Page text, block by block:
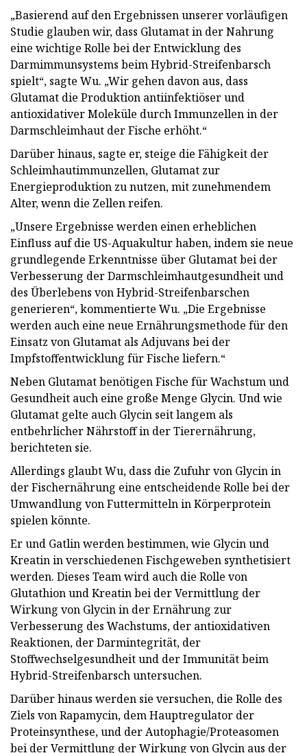
„Basierend auf den Ergebnissen unserer vorläufigen
Studie glauben wir, dass Glutamat in der Nahrung
eine wichtige Rolle bei der Entwicklung des
Darmimmunsystems beim Hybrid-Streifenbarsch
spielt“, sagte Wu. „Wir gehen davon aus, dass
Glutamat die Produktion antiinfektiöser und
antioxidativer Moleküle durch Immunzellen in der
Darmschleimhaut der Fische erhöht.“​
Darüber hinaus, sagte er, steige die Fähigkeit der
Schleimhautimmunzellen, Glutamat zur
Energieproduktion zu nutzen, mit zunehmendem
Alter, wenn die Zellen reifen.
„Unsere Ergebnisse werden einen erheblichen
Einfluss auf die US-Aquakultur haben, indem sie neue
grundlegende Erkenntnisse über Glutamat bei der
Verbesserung der Darmschleimhautgesundheit und
des Überlebens von Hybrid-Streifenbarschen
generieren“, kommentierte Wu. „Die Ergebnisse
werden auch eine neue Ernährungsmethode für den
Einsatz von Glutamat als Adjuvans bei der
Impfstoffentwicklung für Fische liefern.“​
Neben Glutamat benötigen Fische für Wachstum und
Gesundheit auch eine große Menge Glycin. Und wie
Glutamat gelte auch Glycin seit langem als
entbehrlicher Nährstoff in der Tierernährung,
berichteten sie.
Allerdings glaubt Wu, dass die Zufuhr von Glycin in
der Fischernährung eine entscheidende Rolle bei der
Umwandlung von Futtermitteln in Körperprotein
spielen könnte.
Er und Gatlin werden bestimmen, wie Glycin und
Kreatin in verschiedenen Fischgeweben synthetisiert
werden. Dieses Team wird auch die Rolle von
Glutathion und Kreatin bei der Vermittlung der
Wirkung von Glycin in der Ernährung zur
Verbesserung des Wachstums, der antioxidativen
Reaktionen, der Darmintegrität, der
Stoffwechselgesundheit und der Immunität beim
Hybrid-Streifenbarsch untersuchen.
Darüber hinaus werden sie versuchen, die Rolle des
Ziels von Rapamycin, dem Hauptregulator der
Proteinsynthese, und der Autophagie/Proteasomen
bei der Vermittlung der Wirkung von Glycin aus der